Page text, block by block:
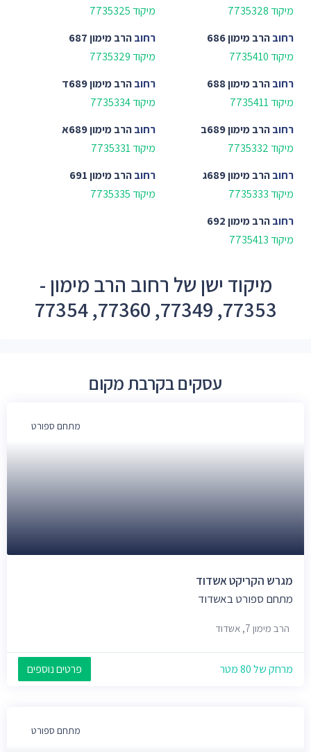
מיקוד 7735328
מיקוד 7735325
רחובהרב מימון 686
מיקוד 7735410
רחובהרב מימון 687
מיקוד 7735329
רחובהרב מימון 688
מיקוד 7735411
רחובהרב מימון 689ד
מיקוד 7735334
רחובהרב מימון 689ב
מיקוד 7735332
רחובהרב מימון 689א
מיקוד 7735331
רחובהרב מימון 689ג
מיקוד 7735333
רחובהרב מימון 691
מיקוד 7735335
רחובהרב מימון 692
מיקוד 7735413
מיקוד ישן של רחוב הרב מימון -
77353, 77349, 77360, 77354
עסקים בקרבת מקום
מתחם ספורט
מגרש הקריקט אשדוד
מתחם ספורט באשדוד
הרב מימון 7, אשדוד
מרחק של 80 מטר פרטים נוספים
מתחם ספורט